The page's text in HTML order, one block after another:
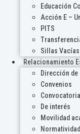
Educación
Acción E –
PITS
Sillas Vacías
Relacionamiento
Dirección
Convenios
De interés
Movilidad
Normatividad